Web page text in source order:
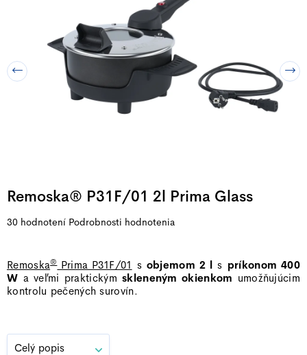
Remoska®Prima P31F/01 s objemom 2 l s príkonom 400
W a veľmi praktickýmskleneným okienkom umožňujúcim
kontrolu pečených surovín.
Celý popis
Remoska® P31F/01 2l Prima Glass
Priemerné
je
4,9
hviezdičiek.
30 hodnotení Podrobnosti hodnotenia